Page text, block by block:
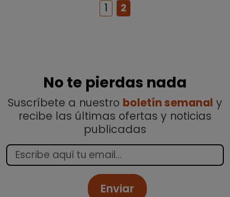
1 2
No te pierdas nada
Suscríbete a nuestro boletín semanal y
recibe las últimas ofertas y noticias
publicadas
Enviar